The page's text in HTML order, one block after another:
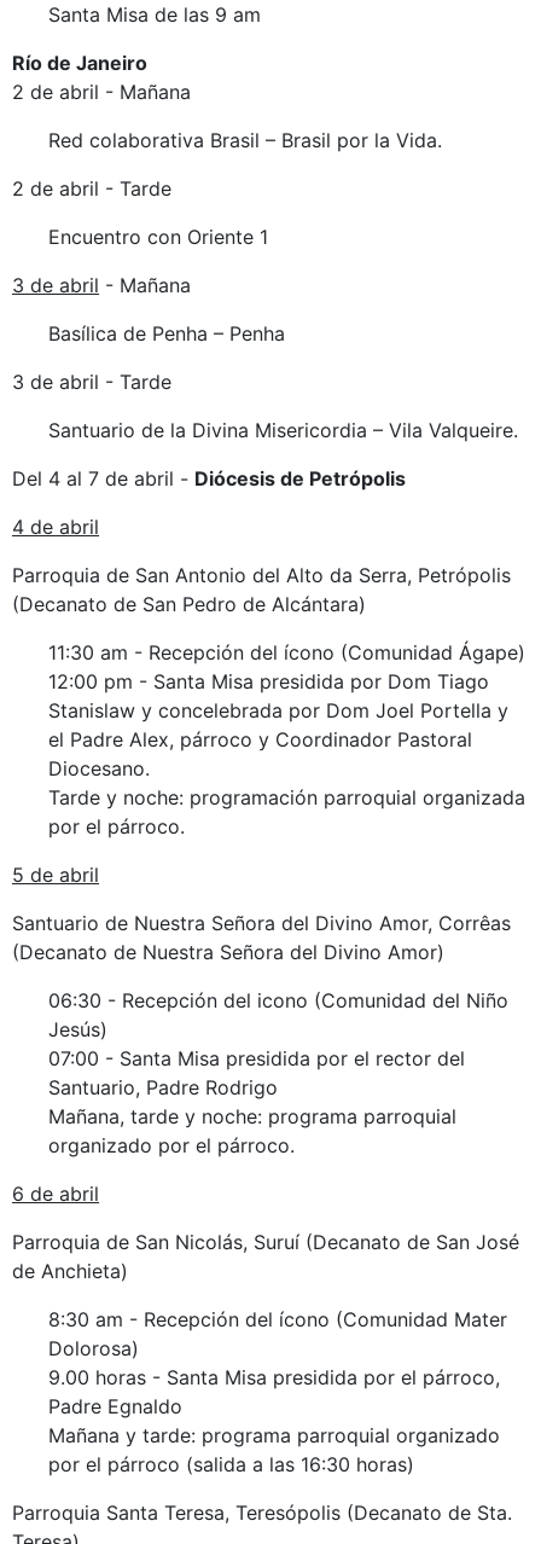
Santa Misa de las 9 am
Río de Janeiro
2 de abril - Mañana
Red colaborativa Brasil – Brasil por la Vida.
2 de abril - Tarde
Encuentro con Oriente 1
3 de abril - Mañana
Basílica de Penha – Penha
3 de abril - Tarde
Santuario de la Divina Misericordia – Vila Valqueire.
Del 4 al 7 de abril - Diócesis de Petrópolis
4 de abril
Parroquia de San Antonio del Alto da Serra, Petrópolis
(Decanato de San Pedro de Alcántara)
11:30 am - Recepción del ícono (Comunidad Ágape)
12:00 pm - Santa Misa presidida por Dom Tiago
Stanislaw y concelebrada por Dom Joel Portella y
el Padre Alex, párroco y Coordinador Pastoral
Diocesano.
Tarde y noche: programación parroquial organizada
por el párroco.
5 de abril
Santuario de Nuestra Señora del Divino Amor, Corrêas
(Decanato de Nuestra Señora del Divino Amor)
06:30 - Recepción del icono (Comunidad del Niño
Jesús)
07:00 - Santa Misa presidida por el rector del
Santuario, Padre Rodrigo
Mañana, tarde y noche: programa parroquial
organizado por el párroco.
6 de abril
Parroquia de San Nicolás, Suruí (Decanato de San José
de Anchieta)
8:30 am - Recepción del ícono (Comunidad Mater
Dolorosa)
9.00 horas - Santa Misa presidida por el párroco,
Padre Egnaldo
Mañana y tarde: programa parroquial organizado
por el párroco (salida a las 16:30 horas)
Parroquia Santa Teresa, Teresópolis (Decanato de Sta.